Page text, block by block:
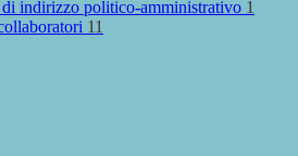
indirizzo politico-amministrativo 1
11